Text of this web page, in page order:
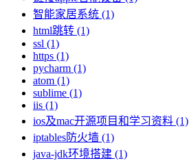
智能家居系统 (1)
html跳转 (1)
ssl (1)
https (1)
pycharm (1)
atom (1)
sublime (1)
iis (1)
ios及mac开源项目和学习资料 (1)
iptables防火墙 (1)
java-jdk环境搭建 (1)